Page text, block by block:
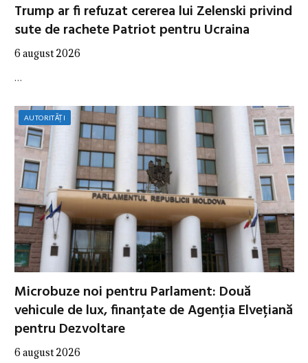
Trump ar fi refuzat cererea lui Zelenski privind
sute de rachete Patriot pentru Ucraina
6 august 2026
…
AUTORITĂȚI
Microbuze noi pentru Parlament: Două
vehicule de lux, finanțate de Agenția Elvețiană
pentru Dezvoltare
6 august 2026